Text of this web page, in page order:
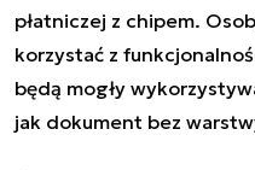
płatniczej z chipem.
korzystać z
będą mogły
jak dokument bez